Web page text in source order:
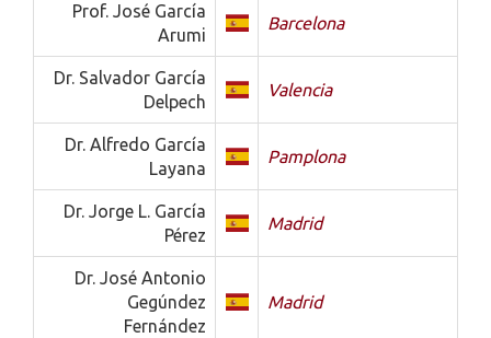
Prof. José García
Arumi
Barcelona
Dr. Salvador García
Delpech
Valencia
Dr. Alfredo García
Layana
Pamplona
Dr. Jorge L. García
Pérez
Madrid
Dr. José Antonio
Gegúndez
Fernández
Madrid